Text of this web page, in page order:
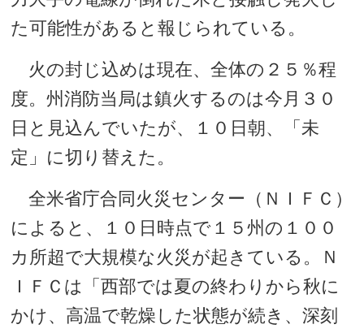
た可能性があると報じられている。
火の封じ込めは現在、全体の２５％程
度。州消防当局は鎮火するのは今月３０
日と見込んでいたが、１０日朝、「未
定」に切り替えた。
全米省庁合同火災センター（ＮＩＦＣ）
によると、１０日時点で１５州の１００
カ所超で大規模な火災が起きている。Ｎ
ＩＦＣは「西部では夏の終わりから秋に
かけ、高温で乾燥した状態が続き、深刻